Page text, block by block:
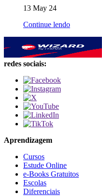
13 May 24
Continue lendo
redes sociais:
Aprendizagem
Cursos
Estude Online
e-Books Gratuitos
Escolas
Diferenciais